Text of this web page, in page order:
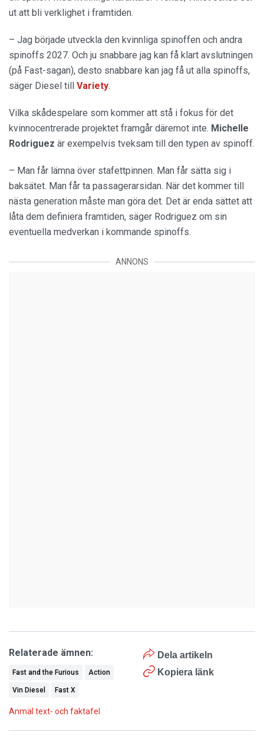
ut att bli verklighet i framtiden.
– Jag började utveckla den kvinnliga spinoffen och andra
spinoffs 2027. Och ju snabbare jag kan få klart avslutningen
(på Fast-sagan), desto snabbare kan jag få ut alla spinoffs,
säger Diesel till Variety.
Vilka skådespelare som kommer att stå i fokus för det
kvinnocentrerade projektet framgår däremot inte. Michelle
Rodriguez är exempelvis tveksam till den typen av spinoff.
– Man får lämna över stafettpinnen. Man får sätta sig i
baksätet. Man får ta passagerarsidan. När det kommer till
nästa generation måste man göra det. Det är enda sättet att
låta dem definiera framtiden, säger Rodriguez om sin
eventuella medverkan i kommande spinoffs.
ANNONS
Dela artikeln
Kopiera länk
Relaterade ämnen:
Fast and the Furious Action
Vin Diesel Fast X
Anmäl text- och faktafel